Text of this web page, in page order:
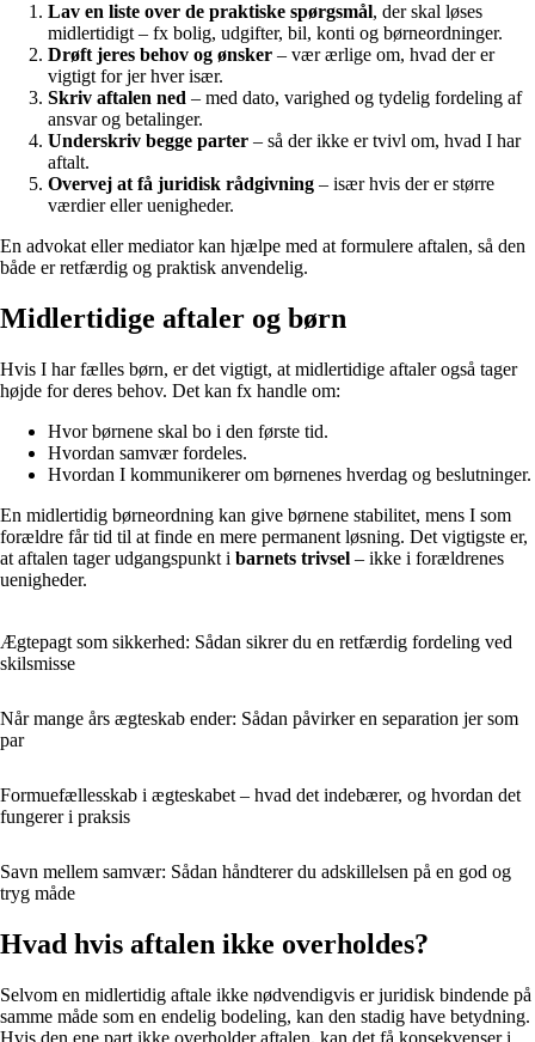
Lav en liste over de praktiske spørgsmål, der skal løses
midlertidigt – fx bolig, udgifter, bil, konti og børneordninger.
Drøft jeres behov og ønsker – vær ærlige om, hvad der er
vigtigt for jer hver især.
Skriv aftalen ned – med dato, varighed og tydelig fordeling af
ansvar og betalinger.
Underskriv begge parter – så der ikke er tvivl om, hvad I har
aftalt.
Overvej at få juridisk rådgivning – især hvis der er større
værdier eller uenigheder.
En advokat eller mediator kan hjælpe med at formulere aftalen, så den
både er retfærdig og praktisk anvendelig.
Midlertidige aftaler og børn
Hvis I har fælles børn, er det vigtigt, at midlertidige aftaler også tager
højde for deres behov. Det kan fx handle om:
Hvor børnene skal bo i den første tid.
Hvordan samvær fordeles.
Hvordan I kommunikerer om børnenes hverdag og beslutninger.
En midlertidig børneordning kan give børnene stabilitet, mens I som
forældre får tid til at finde en mere permanent løsning. Det vigtigste er,
at aftalen tager udgangspunkt i barnets trivsel – ikke i forældrenes
uenigheder.
Ægtepagt som sikkerhed: Sådan sikrer du en retfærdig fordeling ved
skilsmisse
Når mange års ægteskab ender: Sådan påvirker en separation jer som
par
Formuefællesskab i ægteskabet – hvad det indebærer, og hvordan det
fungerer i praksis
Savn mellem samvær: Sådan håndterer du adskillelsen på en god og
tryg måde
Hvad hvis aftalen ikke overholdes?
Selvom en midlertidig aftale ikke nødvendigvis er juridisk bindende på
samme måde som en endelig bodeling, kan den stadig have betydning.
Hvis den ene part ikke overholder aftalen, kan det få konsekvenser i